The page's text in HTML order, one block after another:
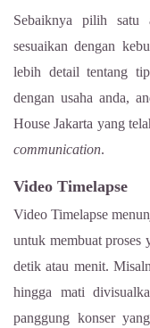
Sebaiknya pilih
sesuaikan dengan
lebih detail tentang
dengan usaha anda,
House Jakarta yang
communication.
Video Timelapse
Video Timelapse
untuk membuat proses
detik atau menit.
hingga mati
panggung konser